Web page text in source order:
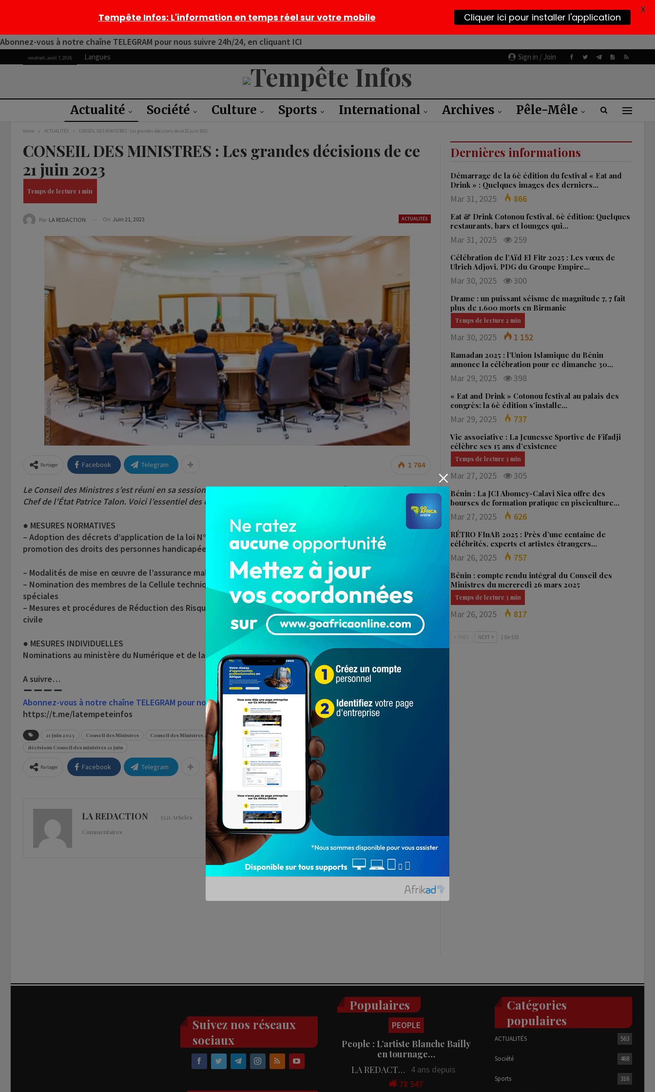
Abonnez-vous à notre chaîne TELEGRAM pour nous suivre 24h/24, en cliquant ICI
Sign in / Join
vendredi, août 7, 2026 Langues
Actualité Société Culture Sports International Archives Pêle-Mêle
Home ACTUALITÉS CONSEIL DES MINISTRES : Les grandes décisions de ce 21 juin 2023
CONSEIL DES MINISTRES : Les grandes décisions de ce
21 juin 2023
ACTUALITÉS
Par LA REDACTION On Juin 21, 2023
1 764
Partager Facebook Telegram
Le Conseil des Ministres s’est réuni en sa session ordinaire ce 21 juin 2023, sous la présidence effective du
Chef de l’État Patrice Talon. Voici l’essentiel des décisions prises.
● MESURES NORMATIVES
– Adoption des décrets d’application de la loi N° 2017-06 du 29 septembre 2017 portant protection et
promotion des droits des personnes handicapées en République du Bénin ;
– Modalités de mise en œuvre de l’assurance maladie obligatoire ;
– Nomination des membres de la Cellule technique du comité d’agrément des zones économiques
spéciales
– Mesures et procédures de Réduction des Risques de Catastrophe, d’urgence sanitaire et de Protection
civile
● MESURES INDIVIDUELLES
Nominations au ministère du Numérique et de la Digitalisation.
A suivre…
Abonnez-vous à notre chaîne TELEGRAM pour nous suivre 24h/24, en cliquant ici
https://t.me/latempeteinfos
21 juin 2023 Conseil des Ministres Conseil des Ministres 21 juin 2023
Conseil des Ministres du mercredi 21 juin 2023
décisions Conseil des ministres 21 juin
Partager Facebook Telegram
LA REDACTION 5321 Articles
0
Commentaires
Dernières informations
Démarrage de la 6è édition du festival « Eat and
Drink » : Quelques images des derniers…
Mar 31, 2025 866
Eat & Drink Cotonou festival, 6è édition: Quelques
restaurants, bars et lounges qui…
Mar 31, 2025 259
Célébration de l’Aïd El Fitr 2025 : Les vœux de
Ulrich Adjovi, PDG du Groupe Empire…
Mar 30, 2025 300
Drame : un puissant séisme de magnitude 7, 7 fait
plus de 1.600 morts en Birmanie
Mar 30, 2025 1 152
Ramadan 2025 : l’Union Islamique du Bénin
annonce la célébration pour ce dimanche 30…
Mar 29, 2025 398
« Eat and Drink » Cotonou festival au palais des
congrès: la 6è édition s’installe…
Mar 29, 2025 737
Vie associative : La Jeunesse Sportive de Fifadji
célèbre ses 15 ans d’existence
Mar 27, 2025 305
Bénin : La JCI Abomey-Calavi Sica offre des
bourses de formation pratique en pisciculture…
Mar 27, 2025 626
RÉTRO FInAB 2025 : Près d’une centaine de
célébrités, experts et artistes étrangers…
Mar 26, 2025 757
Bénin : compte rendu intégral du Conseil des
Ministres du mercredi 26 mars 2025
Mar 26, 2025 817
NEXT 1 De 533
Suivez nos réseaux
sociaux
Populaires
PEOPLE
People : L’artiste Blanche Bailly
en tournage…
LA REDACTION
4 ans depuis
78 547
Catégories
populaires
ACTUALITÉS 563
Société 468
Sports 316
Tempête Infos: L'information en temps réel sur votre mobile Cliquer ici pour installer l'application
X